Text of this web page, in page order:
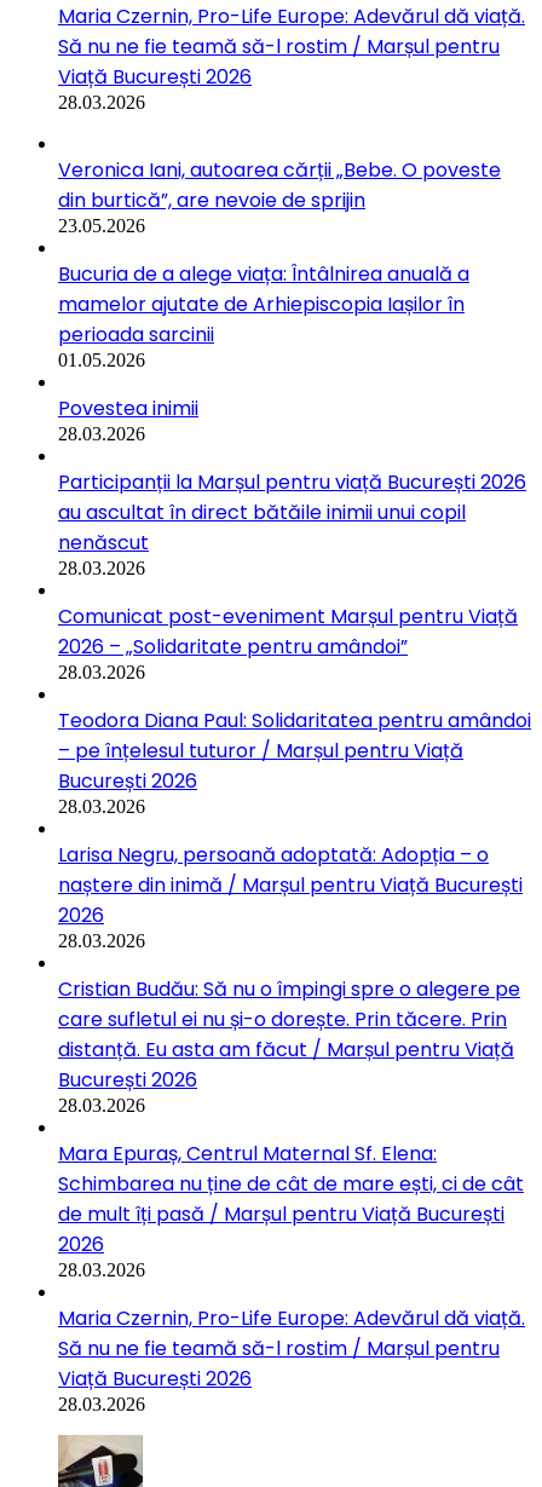
Maria Czernin, Pro-Life Europe: Adevărul dă viață.
Să nu ne fie teamă să-l rostim / Marșul pentru
Viață București 2026
28.03.2026
Veronica Iani, autoarea cărții „Bebe. O poveste
din burtică”, are nevoie de sprijin
23.05.2026
Bucuria de a alege viața: Întâlnirea anuală a
mamelor ajutate de Arhiepiscopia Iașilor în
perioada sarcinii
01.05.2026
Povestea inimii
28.03.2026
Participanții la Marșul pentru viață București 2026
au ascultat în direct bătăile inimii unui copil
nenăscut
28.03.2026
Comunicat post-eveniment Marșul pentru Viață
2026 – „Solidaritate pentru amândoi”
28.03.2026
Teodora Diana Paul: Solidaritatea pentru amândoi
– pe înțelesul tuturor / Marșul pentru Viață
București 2026
28.03.2026
Larisa Negru, persoană adoptată: Adopția – o
naștere din inimă / Marșul pentru Viață București
2026
28.03.2026
Cristian Budău: Să nu o împingi spre o alegere pe
care sufletul ei nu și-o dorește. Prin tăcere. Prin
distanță. Eu asta am făcut / Marșul pentru Viață
București 2026
28.03.2026
Mara Epuraș, Centrul Maternal Sf. Elena:
Schimbarea nu ține de cât de mare ești, ci de cât
de mult îți pasă / Marșul pentru Viață București
2026
28.03.2026
Maria Czernin, Pro-Life Europe: Adevărul dă viață.
Să nu ne fie teamă să-l rostim / Marșul pentru
Viață București 2026
28.03.2026